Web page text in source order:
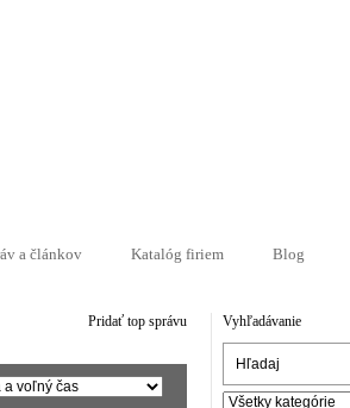
a článkov Katalóg firiem Blog
Pridať top správu Vyhľadávanie